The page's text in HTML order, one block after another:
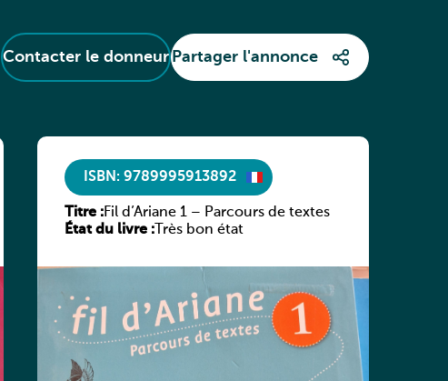
Contacter le donneur Partager l'annonce
ISBN: 9789995913892
Titre :Fil d’Ariane 1 – Parcours de textes
État du livre :Très bon état